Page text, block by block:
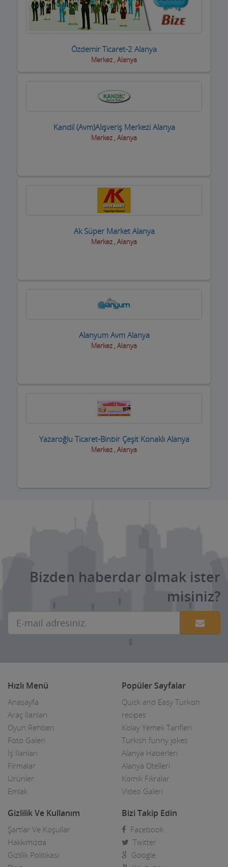
Özdemir Ticaret-2 Alanya
Merkez , Alanya
Kandil (Avm)Alışveriş Merkezi Alanya
Merkez , Alanya
Ak Süper Market Alanya
Merkez , Alanya
Alanyum Avm Alanya
Merkez , Alanya
Yazaroğlu Ticaret-Binbir Çeşit Konaklı Alanya
Merkez , Alanya
Bizden haberdar olmak ister
misiniz?
Hızlı Menü
Anasayfa
Araç İlanları
Oyun Rehberi
Foto Galeri
İş İlanları
Firmalar
Ürünler
Emlak
Popüler Sayfalar
Quick and Easy Turkish
recipes
Kolay Yemek Tarifleri
Turkish funny jokes
Alanya Haberleri
Alanya Otelleri
Komik Fıkralar
Video Galeri
Gizlilik Ve Kullanım
Şartlar Ve Koşullar
Hakkımızda
Gizlilik Politikası
Bizi Takip Edin
Facebook
Twitter
Google